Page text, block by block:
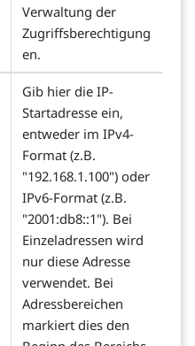
Verwaltung der
Zugriffsberechtigung
en.
Gib hier die IP-
Startadresse ein,
entweder im IPv4-
Format (z.B.
"192.168.1.100") oder
IPv6-Format (z.B.
"2001:db8::1"). Bei
Einzeladressen wird
nur diese Adresse
verwendet. Bei
Adressbereichen
markiert dies den